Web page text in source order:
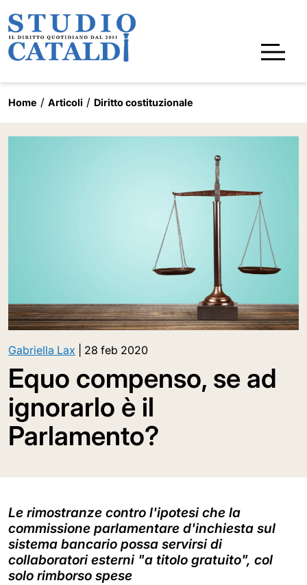
Home Articoli Diritto costituzionale
Gabriella Lax 28 feb 2020
Equo compenso, se ad
ignorarlo è il
Parlamento?
Le rimostranze contro l'ipotesi che la
commissione parlamentare d'inchiesta sul
sistema bancario possa servirsi di
collaboratori esterni "a titolo gratuito", col
solo rimborso spese